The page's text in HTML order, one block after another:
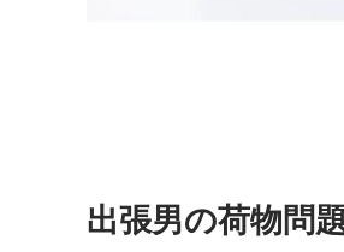
出張男の荷物問